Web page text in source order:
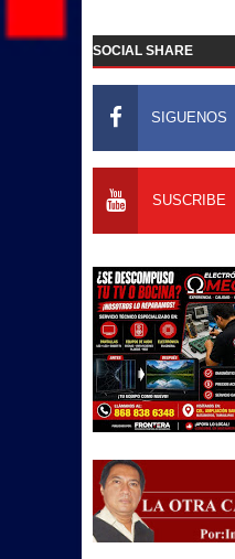
SOCIAL SHARE
SIGUENOS
SUSCRIBE